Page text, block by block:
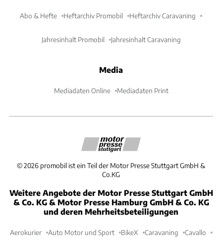
Abo & Hefte Heftarchiv Promobil Heftarchiv Caravaning
Jahresinhalt Promobil Jahresinhalt Caravaning
Media
Mediadaten Online Mediadaten Print
©2026 promobil ist ein Teil der Motor Presse Stuttgart GmbH &
Co.KG
Weitere Angebote der Motor Presse Stuttgart GmbH
& Co. KG & Motor Presse Hamburg GmbH & Co. KG
und deren Mehrheitsbeteiligungen
Aerokurier Auto Motor und Sport BikeX Caravaning Cavallo